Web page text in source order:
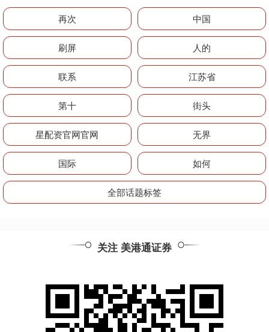
再次 中国
刷屏 人的
联系 江苏省
第十 街头
星配资官网官网 无界
国际 如何
全部话题标签
关注 美港通证券